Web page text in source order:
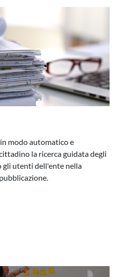
modo automatico e
la ricerca guidata degli
utenti dell'ente nella